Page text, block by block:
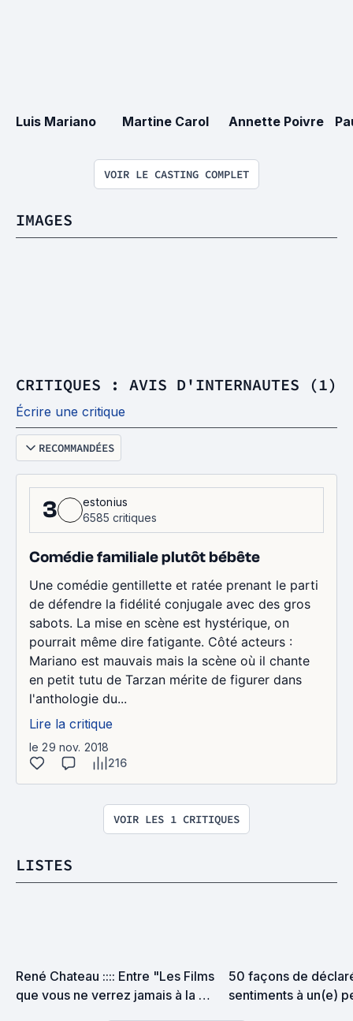
Luis Mariano Martine Carol Annette Poivre
VOIR LE CASTING COMPLET
IMAGES
CRITIQUES : AVIS D'INTERNAUTES (1)
Écrire une critique
RECOMMANDÉES
3
estonius
6585 critiques
Comédie familiale plutôt bébête
Une comédie gentillette et ratée prenant le parti
de défendre la fidélité conjugale avec des gros
sabots. La mise en scène est hystérique, on
pourrait même dire fatigante. Côté acteurs :
Mariano est mauvais mais la scène où il chante
en petit tutu de Tarzan mérite de figurer dans
l'anthologie du...
Lire la critique
le 29 nov. 2018
216
VOIR LES 1 CRITIQUES
LISTES
René Chateau :::: Entre "Les Films
que vous ne verrez jamais à la
50 façons de
sentiments à un(e)